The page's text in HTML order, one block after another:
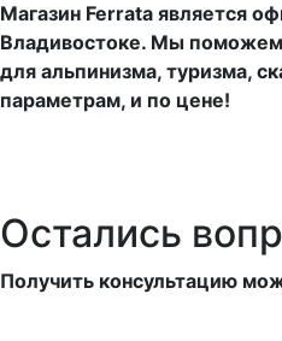
Магазин Ferrata является
Владивостоке. Мы поможем
для альпинизма, туризма,
параметрам, и по цене!
Остались
Получить консультацию